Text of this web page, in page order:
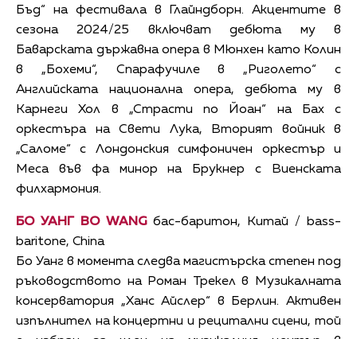
Бъд“ на фестивала в Глайндборн. Акцентите в
сезона 2024/25 включват дебюта му в
Баварската държавна опера в Мюнхен като Колин
в „Бохеми“, Спарафучиле в „Риголето“ с
Английската национална опера, дебюта му в
Карнеги Хол в „Страсти по Йоан“ на Бах с
оркестъра на Свети Лука, Вторият войник в
„Саломе“ с Лондонския симфоничен оркестър и
Меса във фа минор на Брукнер с Виенската
филхармония.
БО УАНГ BO WANGбас-баритон, Китай / bass-
baritone, China
Бо Уанг в момента следва магистърска степен под
ръководството на Роман Трекел в Музикалната
консерватория „Ханс Айслер“ в Берлин. Активен
изпълнител на концертни и рецитални сцени, той